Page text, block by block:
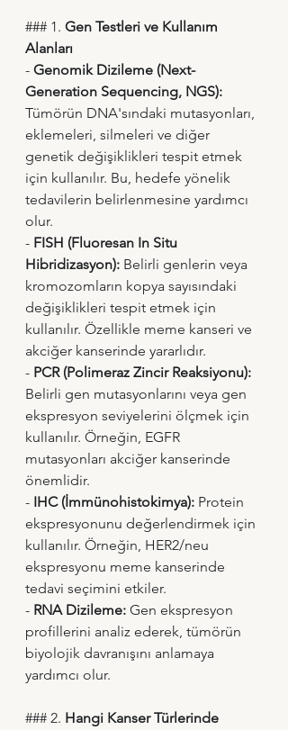
### 1. Gen Testleri ve Kullanım
Alanları
- Genomik Dizileme (Next-
Generation Sequencing, NGS):
Tümörün DNA'sındaki mutasyonları,
eklemeleri, silmeleri ve diğer
genetik değişiklikleri tespit etmek
için kullanılır. Bu, hedefe yönelik
tedavilerin belirlenmesine yardımcı
olur.
- FISH (Fluoresan In Situ
Hibridizasyon): Belirli genlerin veya
kromozomların kopya sayısındaki
değişiklikleri tespit etmek için
kullanılır. Özellikle meme kanseri ve
akciğer kanserinde yararlıdır.
- PCR (Polimeraz Zincir Reaksiyonu):
Belirli gen mutasyonlarını veya gen
ekspresyon seviyelerini ölçmek için
kullanılır. Örneğin, EGFR
mutasyonları akciğer kanserinde
önemlidir.
- IHC (İmmünohistokimya): Protein
ekspresyonunu değerlendirmek için
kullanılır. Örneğin, HER2/neu
ekspresyonu meme kanserinde
tedavi seçimini etkiler.
- RNA Dizileme: Gen ekspresyon
profillerini analiz ederek, tümörün
biyolojik davranışını anlamaya
yardımcı olur.
### 2. Hangi Kanser Türlerinde